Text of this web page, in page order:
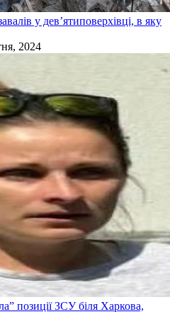
у дев’ятиповерхівці, в яку
2024
позиції ЗСУ біля Харкова,